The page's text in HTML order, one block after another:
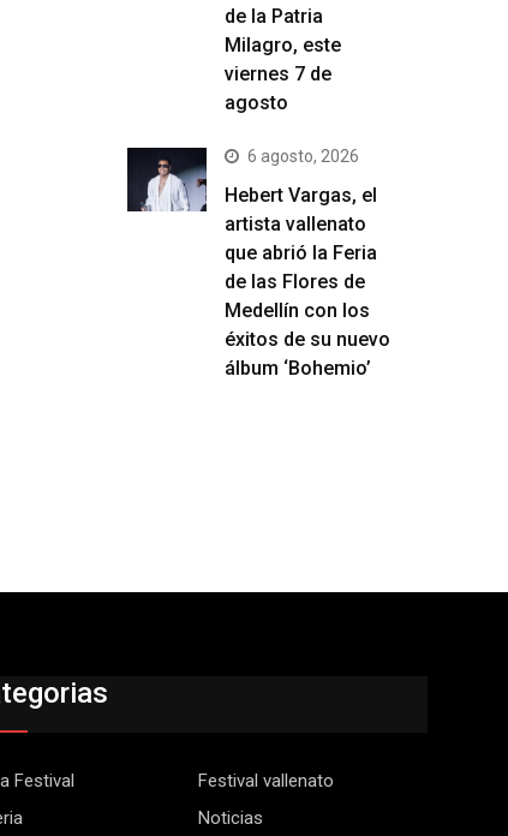
de la Patria
Milagro, este
viernes 7 de
agosto
6 agosto, 2026
Hebert Vargas, el
artista vallenato
que abrió la Feria
de las Flores de
Medellín con los
éxitos de su nuevo
álbum ‘Bohemio’
Festival
Festival vallenato
Noticias